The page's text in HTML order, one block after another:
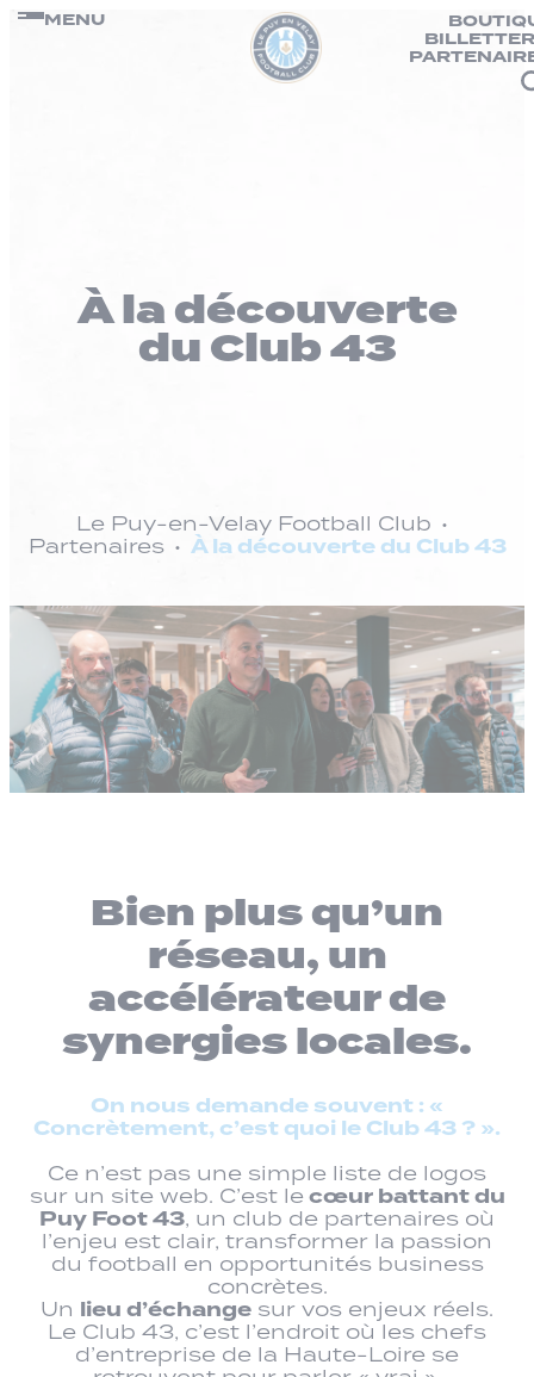
Passer
MENU
À la découverte
du Club 43
Le Puy-en-Velay Football Club
Partenaires
À la découverte du Club 43
Bien plus qu’un
réseau, un
accélérateur de
synergies locales.
On nous demande souvent : «
Concrètement, c’est quoi le Club 43 ? ».
Ce n’est pas une simple liste de logos
sur un site web. C’est lecœur battant du
Puy Foot 43, un club de partenaires où
l’enjeu est clair, transformer la passion
du football en opportunités business
concrètes.
Un lieu d’échange sur vos enjeux réels.
Le Club 43, c’est l’endroit où les chefs
d’entreprise de la Haute-Loire se
Panneau de gestion des cookies